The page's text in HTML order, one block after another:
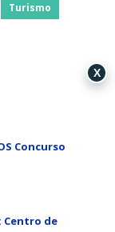
Turismo
Concurso
Centro de
X